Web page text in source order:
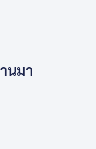
นมา